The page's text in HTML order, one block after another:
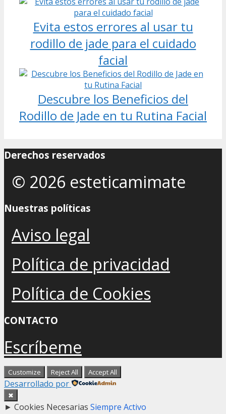
Evita estos errores al usar tu
rodillo de jade para el cuidado
facial
Descubre los Beneficios del
Rodillo de Jade en tu Rutina Facial
Derechos reservados
© 2026 esteticamimate
Nuestras políticas
Aviso legal
Política de privacidad
Política de Cookies
CONTACTO
Escríbeme
Customize Reject All Accept All
Desarrollado por
✖
► Cookies Necesarias Siempre Activo